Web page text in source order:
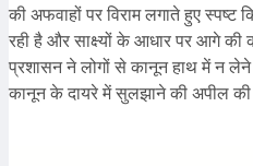
की अफवाहों पर विराम लगाते हुए स्पष्ट
रही है और साक्ष्यों के आधार पर आगे की
प्रशासन ने लोगों से कानून हाथ में न लेने
कानून के दायरे में सुलझाने की अपील की